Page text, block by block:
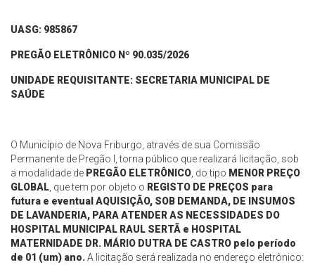
UASG: 985867
PREGÃO ELETRÔNICO Nº 90.035/2026
UNIDADE REQUISITANTE: SECRETARIA MUNICIPAL DE
SAÚDE
O Município de Nova Friburgo, através de sua Comissão
Permanente de Pregão I, torna público que realizará licitação, sob
a modalidade de PREGÃO ELETRÔNICO , do tipo MENOR PREÇO
GLOBAL , que tem por objeto o REGISTO DE PREÇOS para
futura e eventual AQUISIÇÃO, SOB DEMANDA, DE INSUMOS
DE LAVANDERIA, PARA ATENDER AS NECESSIDADES DO
HOSPITAL MUNICIPAL RAUL SERTÃ e HOSPITAL
MATERNIDADE DR. MÁRIO DUTRA DE CASTRO pelo período
de 01 (um) ano. A licitação será realizada no endereço eletrônico: